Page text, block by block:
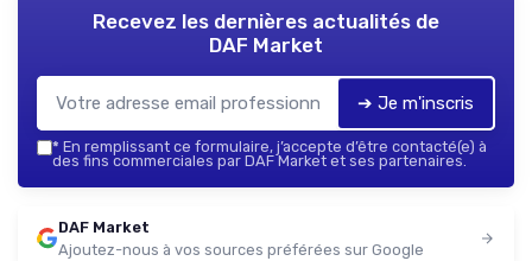
Recevez les dernières actualités de
DAF Market
➔ Je m'inscris
* En remplissant ce formulaire, j’accepte d’être contacté(e) à
des fins commerciales par DAF Market et ses partenaires.
DAF Market
Ajoutez-nous à vos sources préférées sur Google